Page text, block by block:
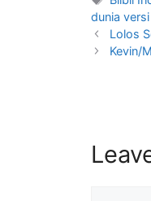
dunia versi
Lolos
Kevin/